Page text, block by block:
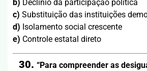
b) Declínio da participação política
c) Substituição das instituições
d) Isolamento social crescente
e) Controle estatal direto
30. “Para compreender as